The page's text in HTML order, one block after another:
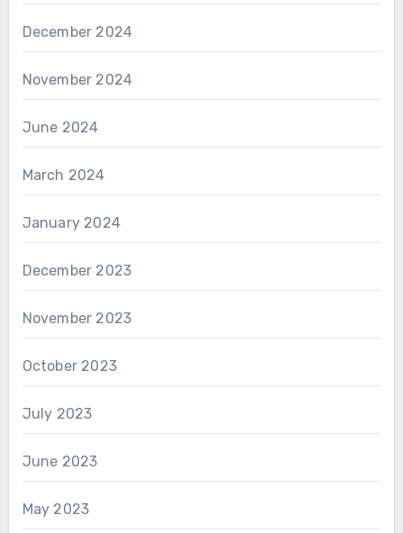
December 2024
November 2024
June 2024
March 2024
January 2024
December 2023
November 2023
October 2023
July 2023
June 2023
May 2023